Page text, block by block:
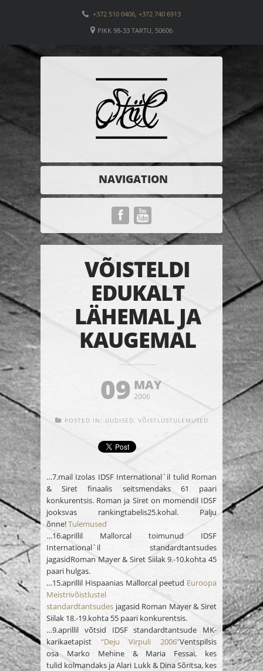
+372 510 0406, +372 740 6913
PIKK 98-33 TARTU, 50606
NAVIGATION
VÕISTELDI
EDUKALT
LÄHEMAL JA
KAUGEMAL
09 MAY
2006
POSTED IN: UUDISED, VÕISTLUSTULEMUSED
…7.mail Izolas IDSF International`il tulid Roman
& Siret finaalis seitsmendaks61 paari
konkurentsis. Roman ja Siret on momendil IDSF
jooksvas rankingtabelis25.kohal. Palju
õnne!Tulemused
…16.aprillil Mallorcal toimunud IDSF
International`il standardtantsudes
jagasidRoman Mayer & Siret Siilak 9.-10.kohta 45
paari hulgas.
…15.aprillil Hispaanias Mallorcal peetud Euroopa
Meistrivõistlustel
standardtantsudes jagasid Roman Mayer & Siret
Siilak 18.-19.kohta 55 paari konkurentsis.
…9.aprillil võtsid IDSF standardtantsude MK-
karikaetapist “Deju Virpuli 2006”Ventspilsis
osa Marko Mehine & Maria Fessai, kes
tulid kolmandaks jaAlari Lukk & Dina Sõritsa, kes